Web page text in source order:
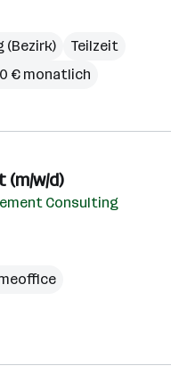
(Bezirk)
Teilzeit
€ monatlich
w/d)
Consulting